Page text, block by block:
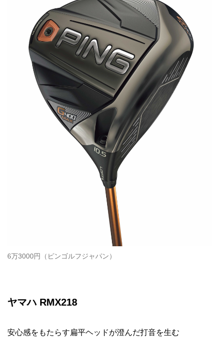
6万3000円（ピンゴルフジャパン）
ヤマハ RMX218
安心感をもたらす扁平ヘッドが澄んだ打音を生む